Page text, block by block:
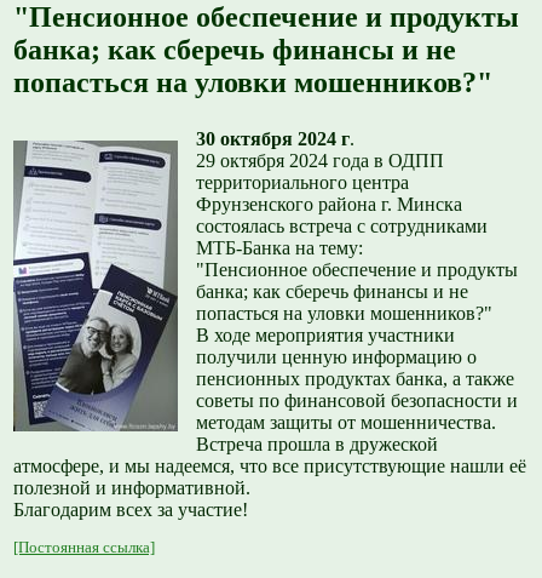
"Пенсионное обеспечение и продукты
банка; как сберечь финансы и не
попасться на уловки мошенников?"
30 октября 2024 г.
29 октября 2024 года в ОДПП
территориального центра
Фрунзенского района г. Минска
состоялась встреча с сотрудниками
МТБ-Банка на тему:
"Пенсионное обеспечение и продукты
банка; как сберечь финансы и не
попасться на уловки мошенников?"
В ходе мероприятия участники
получили ценную информацию о
пенсионных продуктах банка, а также
советы по финансовой безопасности и
методам защиты от мошенничества.
Встреча прошла в дружеской
атмосфере, и мы надеемся, что все присутствующие нашли её
полезной и информативной.
Благодарим всех за участие!
[Постоянная ссылка]